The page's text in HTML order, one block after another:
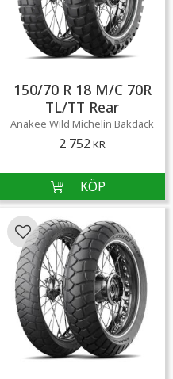
150/70 R 18 M/C 70R
TL/TT Rear
Anakee Wild Michelin Bakdäck
2 752KR
Lägg till i favoriter